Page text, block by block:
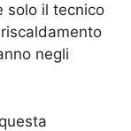
solo il tecnico
negli